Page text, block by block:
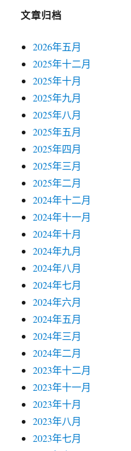
文章归档
2026年五月
2025年十二月
2025年十月
2025年九月
2025年八月
2025年五月
2025年四月
2025年三月
2025年二月
2024年十二月
2024年十一月
2024年十月
2024年九月
2024年八月
2024年七月
2024年六月
2024年五月
2024年三月
2024年二月
2023年十二月
2023年十一月
2023年十月
2023年八月
2023年七月